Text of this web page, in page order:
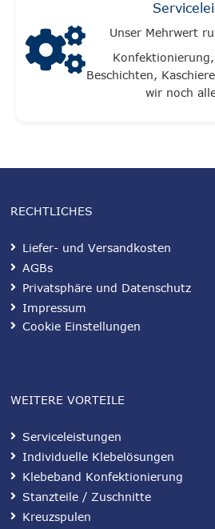
Unser Mehrwert
Beschichten,
wir noch
RECHTLICHES
Liefer- und Versandkosten
AGBs
Privatsphäre und Datenschutz
Impressum
Cookie Einstellungen
WEITERE VORTEILE
Serviceleistungen
Individuelle Klebelösungen
Klebeband Konfektionierung
Stanzteile / Zuschnitte
Kreuzspulen